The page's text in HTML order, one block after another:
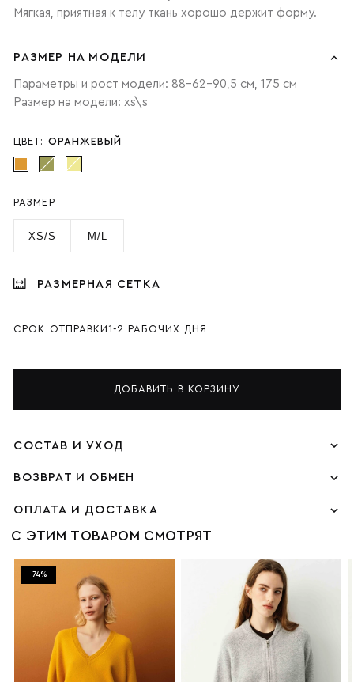
Мягкая, приятная к телу ткань хорошо держит форму.
РАЗМЕР НА МОДЕЛИ
Параметры и рост модели: 88-62-90,5 см, 175 см
Размер на модели: xs\s
ЦВЕТ: ОРАНЖЕВЫЙ
РАЗМЕР
XS/S M/L
РАЗМЕРНАЯ СЕТКА
СРОК ОТПРАВКИ 1-2 РАБОЧИХ ДНЯ
ДОБАВИТЬ В КОРЗИНУ
СОСТАВ И УХОД
ВОЗВРАТ И ОБМЕН
ОПЛАТА И ДОСТАВКА
С ЭТИМ ТОВАРОМ СМОТРЯТ
-74%